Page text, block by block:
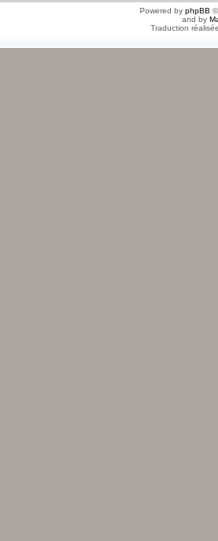
Powered by phpBB
and by
Traduction